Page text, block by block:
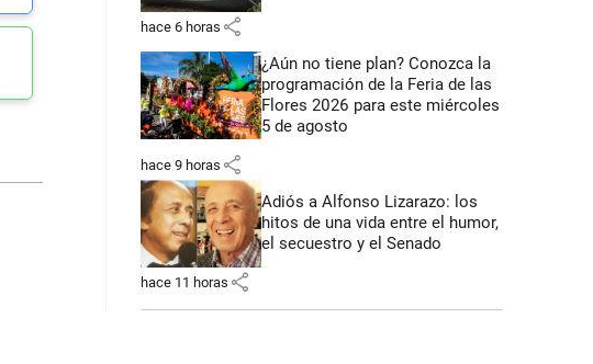
hace 6 horas share
¿Aún no tiene plan? Conozca la
programación de la Feria de las
Flores 2026 para este miércoles
5 de agosto
hace 9 horas share
Adiós a Alfonso Lizarazo: los
hitos de una vida entre el humor,
el secuestro y el Senado
hace 11 horas share